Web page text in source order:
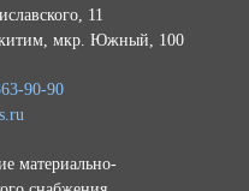
11
мкр. Южный, 100
90-90
материально-